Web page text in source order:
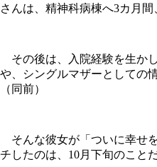
さんは、精神科病棟へ3カ月間
その後は、入院経験を生か
や、シングルマザーとしての
（同前）
そんな彼女が「ついに幸せ
チしたのは、10月下旬のことだ